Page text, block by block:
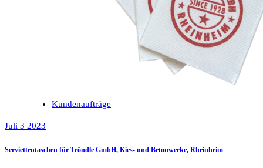
Kundenaufträge
Juli 3 2023
Serviettentaschen für Tröndle GmbH, Kies- und Betonwerke, Rheinheim